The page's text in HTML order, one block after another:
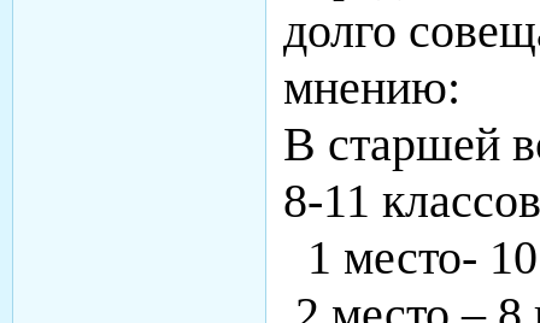
долго
мнению:
В старшей
8-11
1 место-